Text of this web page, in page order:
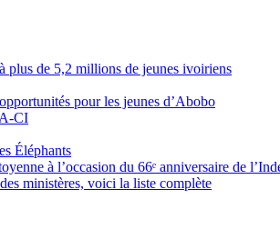
de 5,2 millions de jeunes ivoiriens
pour les jeunes d’Abobo
CI
Éléphants
à l’occasion du 66ᵉ anniversaire de
ministères, voici la liste complète